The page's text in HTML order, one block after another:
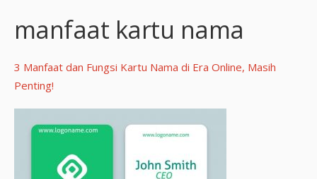
manfaat kartu nama
3 Manfaat dan Fungsi Kartu Nama di Era Online, Masih
Penting!